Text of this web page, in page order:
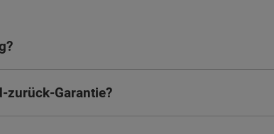
zurück-Garantie?